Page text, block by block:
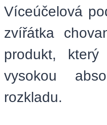
Víceúčelová
zvířátka
produkt,
vysokou
rozkladu.